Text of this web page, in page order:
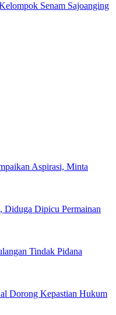
Senam Sajoanging
Aspirasi, Minta
Diduga Dipicu Permainan
Tindak Pidana
Dorong Kepastian Hukum